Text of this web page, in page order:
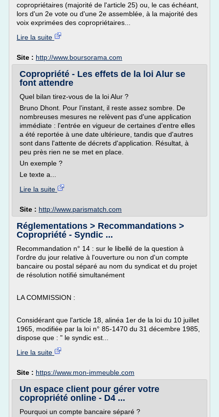
copropriétaires (majorité de l'article 25) ou, le cas échéant,
lors d'un 2e vote ou d'une 2e assemblée, à la majorité des
voix exprimées des copropriétaires...
Lire la suite
Site : http://www.boursorama.com
Copropriété - Les effets de la loi Alur se
font attendre
Quel bilan tirez-vous de la loi Alur ?
Bruno Dhont. Pour l'instant, il reste assez sombre. De
nombreuses mesures ne relèvent pas d'une application
immédiate : l'entrée en vigueur de certaines d'entre elles
a été reportée à une date ultérieure, tandis que d'autres
sont dans l'attente de décrets d'application. Résultat, à
peu près rien ne se met en place.
Un exemple ?
Le texte a...
Lire la suite
Site : http://www.parismatch.com
Réglementations > Recommandations >
Copropriété - Syndic ...
Recommandation n° 14 : sur le libellé de la question à
l'ordre du jour relative à l'ouverture ou non d'un compte
bancaire ou postal séparé au nom du syndicat et du projet
de résolution notifié simultanément
LA COMMISSION :
Considérant que l'article 18, alinéa 1er de la loi du 10 juillet
1965, modifiée par la loi n° 85-1470 du 31 décembre 1985,
dispose que : " le syndic est...
Lire la suite
Site : https://www.mon-immeuble.com
Un espace client pour gérer votre
copropriété online - D4 ...
Pourquoi un compte bancaire séparé ?